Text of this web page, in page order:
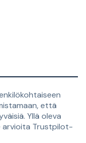
että
Yllä oleva
arvioita Trustpilot-